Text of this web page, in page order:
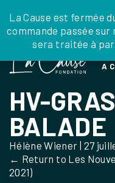
to
the
La Cause est fermée
commande passée
sera traitée à
JE DONNE JE PARRAINE
HV-
BALADE
Hélène Wiener | 27
← Return to Les
2021)